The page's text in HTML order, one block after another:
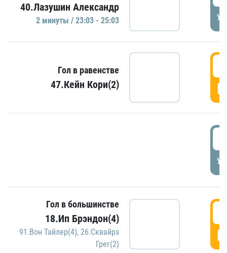
40.Лазушин Александр
2 минуты / 23:03 - 25:03
Гол в равенстве
47.Кейн Кори(2)
Гол в большинстве
18.Ип Брэндон(4)
91.Вон Тайлер(4), 26.Сквайрз
Грег(2)